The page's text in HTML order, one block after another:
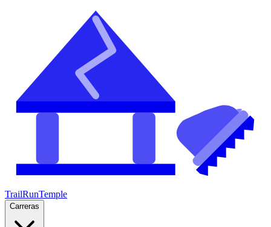
TrailRunTemple
Carreras